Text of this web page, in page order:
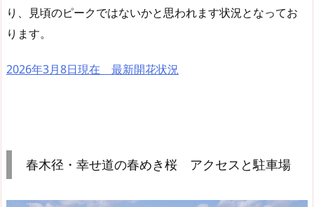
り、見頃のピークではないかと思われます状況となってお
ります。
2026年3月8日現在 最新開花状況
春木径・幸せ道の春めき桜 アクセスと駐車場